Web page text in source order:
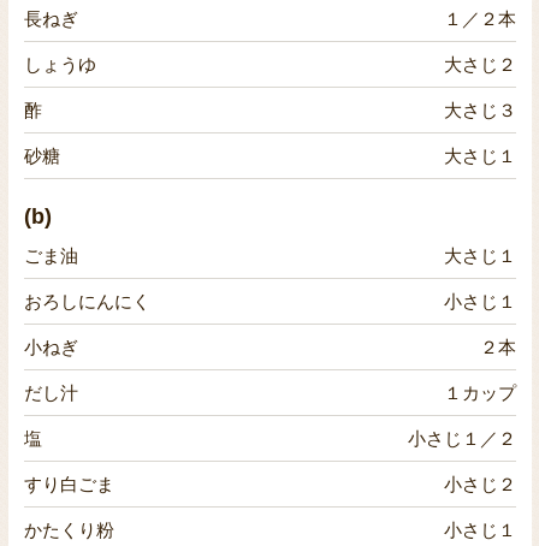
長ねぎ １／２本
しょうゆ 大さじ２
酢 大さじ３
砂糖 大さじ１
(b)
ごま油 大さじ１
おろしにんにく 小さじ１
小ねぎ ２本
だし汁 １カップ
塩 小さじ１／２
すり白ごま 小さじ２
かたくり粉 小さじ１